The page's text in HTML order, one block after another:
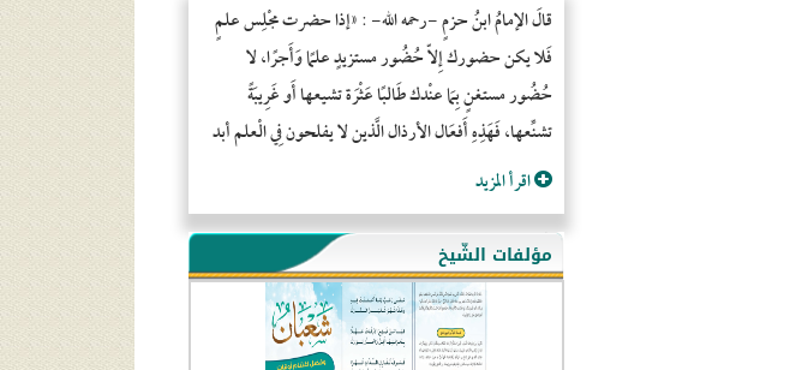
قالَ الإمامُ ابنُ حزمٍ -رحمه الله- : «إذا حضرت مجْلِس علمٍ
فَلا يكن حضورك إِلاّ حُضُور مستزيدٍ علمًا وَأَجرًا، لا
حُضُور مستغنٍ بِمَا عنْدك طَالبًا عَثْرَة تشيعها أَو غَرِيبَةً
تشنِّعها، فَهَذِهِ أَفعَال الأرذال الَّذين لا يفلحون فِي الْعلم أبد
اقرأ المزيد
مؤلفات الشّيخ